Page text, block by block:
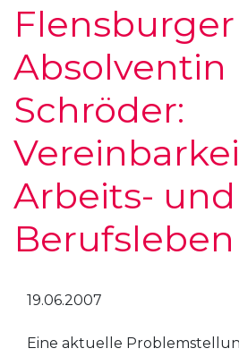
Absolventin
Schröder:
Arbeits- und
Berufsleben
19.06.2007
Eine aktuelle